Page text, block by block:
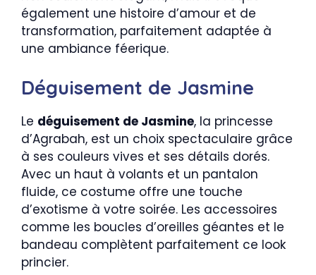
également une histoire d’amour et de
transformation, parfaitement adaptée à
une ambiance féerique.
Déguisement de Jasmine
Le déguisement de Jasmine, la princesse
d’Agrabah, est un choix spectaculaire grâce
à ses couleurs vives et ses détails dorés.
Avec un haut à volants et un pantalon
fluide, ce costume offre une touche
d’exotisme à votre soirée. Les accessoires
comme les boucles d’oreilles géantes et le
bandeau complètent parfaitement ce look
princier.